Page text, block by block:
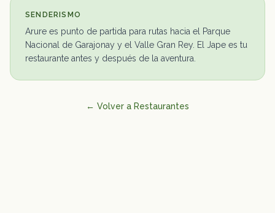
SENDERISMO
Arure es punto de partida para rutas hacia el Parque
Nacional de Garajonay y el Valle Gran Rey. El Jape es tu
restaurante antes y después de la aventura.
← Volver a Restaurantes